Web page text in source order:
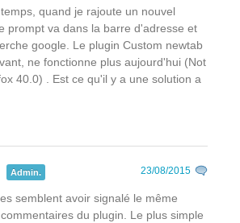
quand je rajoute un nouvel
prompt va dans la barre d'adresse et
google. Le plugin Custom newtab
ne fonctionne plus aujourd'hui (Not
40.0) . Est ce qu'il y a une solution a
Admin. 23/08/2015
semblent avoir signalé le même
du plugin. Le plus simple